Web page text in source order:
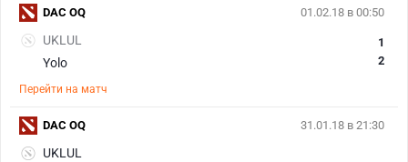
01.02.18 в 00:50
UKLUL
Yolo
1
2
Перейти на матч
DAC OQ
31.01.18 в 21:30
UKLUL
DAC OQ